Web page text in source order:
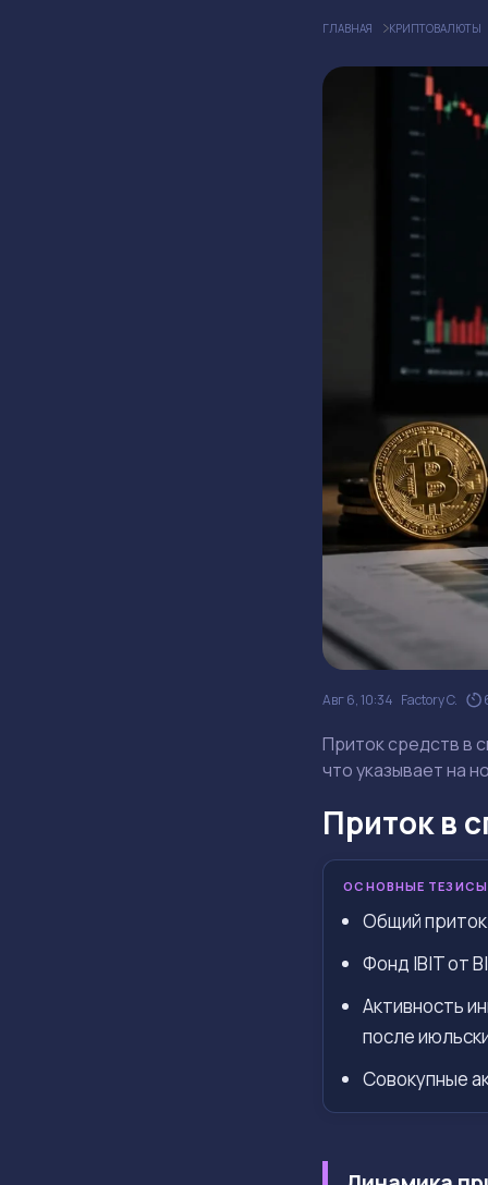
ГЛАВНАЯ КРИПТОВАЛЮТЫ
Авг 6, 10:34 Factory C.
Приток средств в
что указывает на
Приток в
ОСНОВНЫЕ ТЕЗИСЫ
Общий
Фонд IBIT от
Активность
после
Совокупные